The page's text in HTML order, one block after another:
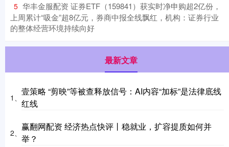
5 ​华丰金服配资 证券ETF（159841）获实时净申购超2亿份，
上周累计“吸金”超8亿元，券商中报全线飘红，机构：证券行业
的整体经营环境持续向好
最新文章
1、
壹策略 “剪映”等被查释放信号：AI内容“加标”是法律底线
红线
2、
赢翻网配资 经济热点快评丨稳就业，扩容提质如何并
举？